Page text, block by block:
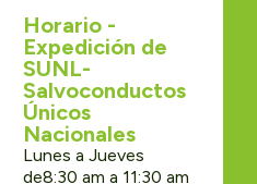
Horario -
Expedición de
SUNL-
Salvoconductos
Únicos
Nacionales
Lunes a Jueves
de8:30 am a 11:30 am